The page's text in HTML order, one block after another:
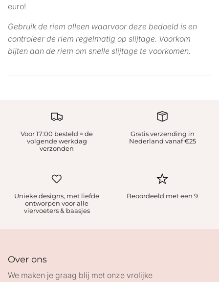
euro!
Gebruik de riem alleen waarvoor deze bedoeld is en
controleer de riem regelmatig op slijtage. Voorkom
bijten aan de riem om snelle slijtage te voorkomen.
Voor 17:00 besteld = de
volgende werkdag
verzonden
Gratis verzending in
Nederland vanaf €25
Unieke designs, met liefde
ontworpen voor alle
viervoeters & baasjes
Beoordeeld met een 9
Over ons
We maken je graag blij met onze vrolijke